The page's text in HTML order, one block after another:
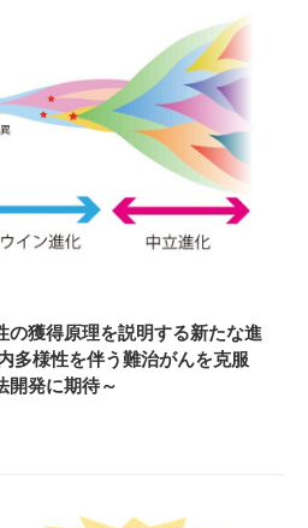
の獲得原理を説明する新たな進
多様性を伴う難治がんを克服
開発に期待～